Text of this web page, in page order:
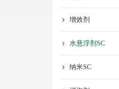
增效剂
水悬浮剂SC
纳米SC